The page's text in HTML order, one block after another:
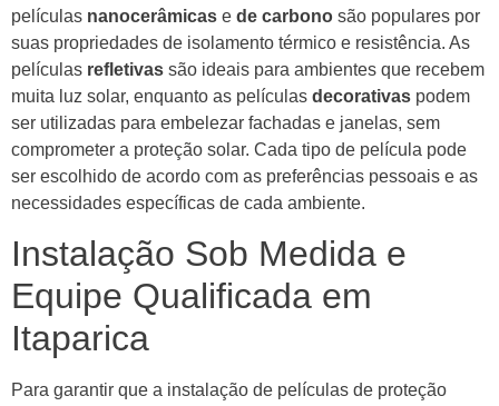
películas nanocerâmicas e de carbono são populares por
suas propriedades de isolamento térmico e resistência. As
películas refletivas são ideais para ambientes que recebem
muita luz solar, enquanto as películas decorativas podem
ser utilizadas para embelezar fachadas e janelas, sem
comprometer a proteção solar. Cada tipo de película pode
ser escolhido de acordo com as preferências pessoais e as
necessidades específicas de cada ambiente.
Instalação Sob Medida e
Equipe Qualificada em
Itaparica
Para garantir que a instalação de películas de proteção